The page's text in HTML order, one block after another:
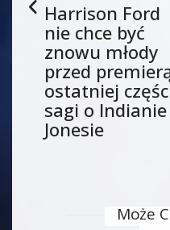
Harrison Ford
nie chce być
znowu młody
przed
ostatniej
sagi o Indianie
Jonesie
Może